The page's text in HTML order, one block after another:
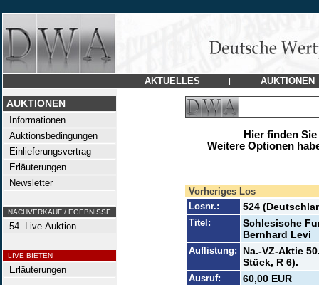
AKTUELLES | AUKTIONEN
AUKTIONEN
Informationen
Auktionsbedingungen
Einlieferungsvertrag
Erläuterungen
Newsletter
NACHVERKAUF / EGEBNISSE
54. Live-Auktion
LIVE BIETEN
Erläuterungen
Hier finden
Weitere Optionen
Vorheriges Los
Losnr.:
524
Titel:
Schlesische
Bernhard Levi
Auflistung:
Na.-VZ-Aktie
Stück, R 6).
Ausruf: 60,00 EUR